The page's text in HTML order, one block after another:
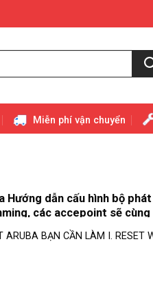
Miễn phí vận chuyển
Hướng dẫn cấu hình bộ
các accepoint sẽ
BẠN CẦN LÀM I. RESET